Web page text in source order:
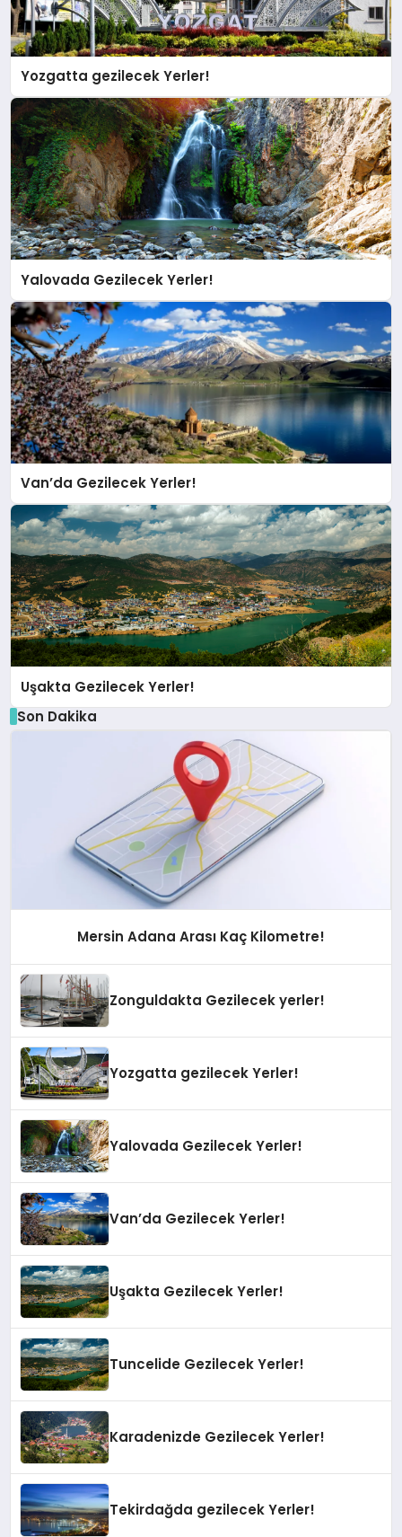
Yozgatta gezilecek Yerler!
Yalovada Gezilecek Yerler!
Van’da Gezilecek Yerler!
Uşakta Gezilecek Yerler!
Son Dakika
Mersin Adana Arası Kaç Kilometre!
Zonguldakta Gezilecek yerler!
Yozgatta gezilecek Yerler!
Yalovada Gezilecek Yerler!
Van’da Gezilecek Yerler!
Uşakta Gezilecek Yerler!
Tuncelide Gezilecek Yerler!
Karadenizde Gezilecek Yerler!
Tekirdağda gezilecek Yerler!